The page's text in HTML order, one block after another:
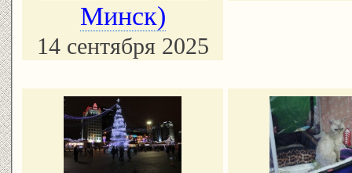
Минск)
14 сентября 2025